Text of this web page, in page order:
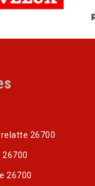
26700
26700